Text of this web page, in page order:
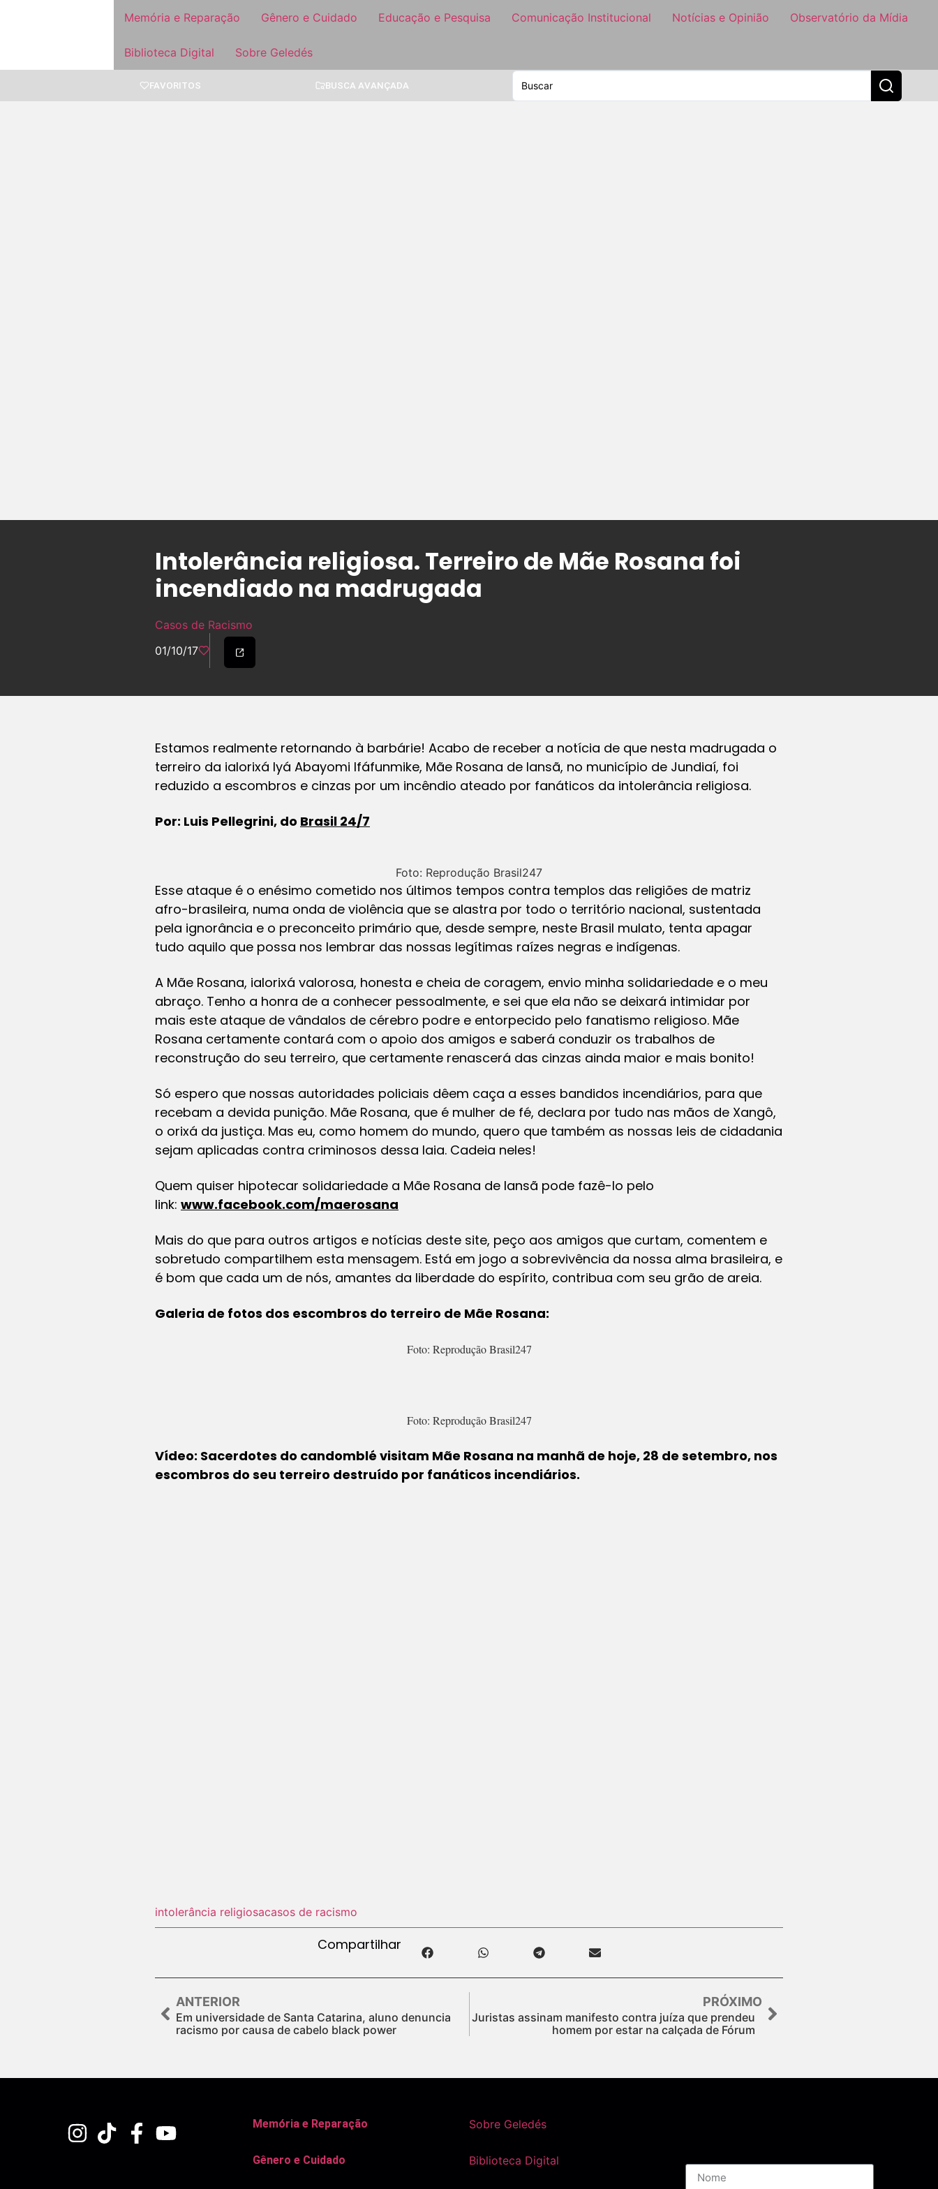
Memória e Reparação Gênero e Cuidado Educação e Pesquisa Comunicação Institucional Notícias e Opinião Observatório da Mídia
Biblioteca Digital Sobre Geledés
FAVORITOS BUSCA AVANÇADA
Intolerância religiosa. Terreiro de Mãe Rosana foi
incendiado na madrugada
Casos de Racismo
01/10/17
Estamos realmente retornando à barbárie! Acabo de receber a notícia de que nesta madrugada o
terreiro da ialorixá Iyá Abayomi Ifáfunmike, Mãe Rosana de Iansã, no município de Jundiaí, foi
reduzido a escombros e cinzas por um incêndio ateado por fanáticos da intolerância religiosa.
Por: Luis Pellegrini, do Brasil 24/7
Foto: Reprodução Brasil247
Esse ataque é o enésimo cometido nos últimos tempos contra templos das religiões de matriz
afro-brasileira, numa onda de violência que se alastra por todo o território nacional, sustentada
pela ignorância e o preconceito primário que, desde sempre, neste Brasil mulato, tenta apagar
tudo aquilo que possa nos lembrar das nossas legítimas raízes negras e indígenas.
A Mãe Rosana, ialorixá valorosa, honesta e cheia de coragem, envio minha solidariedade e o meu
abraço. Tenho a honra de a conhecer pessoalmente, e sei que ela não se deixará intimidar por
mais este ataque de vândalos de cérebro podre e entorpecido pelo fanatismo religioso. Mãe
Rosana certamente contará com o apoio dos amigos e saberá conduzir os trabalhos de
reconstrução do seu terreiro, que certamente renascerá das cinzas ainda maior e mais bonito!
Só espero que nossas autoridades policiais dêem caça a esses bandidos incendiários, para que
recebam a devida punição. Mãe Rosana, que é mulher de fé, declara por tudo nas mãos de Xangô,
o orixá da justiça. Mas eu, como homem do mundo, quero que também as nossas leis de cidadania
sejam aplicadas contra criminosos dessa laia. Cadeia neles!
Quem quiser hipotecar solidariedade a Mãe Rosana de Iansã pode fazê-lo pelo
link: www.facebook.com/maerosana
Mais do que para outros artigos e notícias deste site, peço aos amigos que curtam, comentem e
sobretudo compartilhem esta mensagem. Está em jogo a sobrevivência da nossa alma brasileira, e
é bom que cada um de nós, amantes da liberdade do espírito, contribua com seu grão de areia.
Galeria de fotos dos escombros do terreiro de Mãe Rosana:
Foto: Reprodução Brasil247
Foto: Reprodução Brasil247
Vídeo: Sacerdotes do candomblé visitam Mãe Rosana na manhã de hoje, 28 de setembro, nos
escombros do seu terreiro destruído por fanáticos incendiários.
intolerância religiosacasos de racismo
Compartilhar
ANTERIOR
Em universidade de Santa Catarina, aluno denuncia
racismo por causa de cabelo black power
PRÓXIMO
Juristas assinam manifesto contra juíza que prendeu
homem por estar na calçada de Fórum
Memória e Reparação
Gênero e Cuidado
Sobre Geledés
Biblioteca Digital